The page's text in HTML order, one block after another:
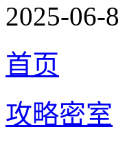
2025-06-8
首页
攻略密室